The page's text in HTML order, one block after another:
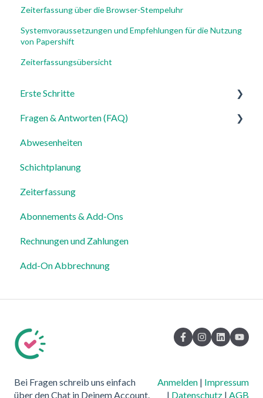
Zeiterfassung über die Browser-Stempeluhr
Systemvoraussetzungen und Empfehlungen für die Nutzung
von Papershift
Zeiterfassungsübersicht
Erste Schritte
Für Admins
Für Mitarbeiter
Einstellungen
Fragen & Antworten (FAQ)
Login, Account & Sicherheit
Mitarbeiterverwaltung
Mitarbeiterprofile & Stammdaten
Standorte & Arbeitsbereiche
Zeiterfassung, Soll-Stunden & Abwesenheiten
Dienstplanung & Spezialfälle
Export
System & Status
Abwesenheiten
Schichtplanung
Zeiterfassung
Abonnements & Add-Ons
Rechnungen und Zahlungen
Add-On Abbrechnung
Bei Fragen schreib uns einfach
über den Chat in Deinem Account.
Anmelden | Impressum
| Datenschutz | AGB